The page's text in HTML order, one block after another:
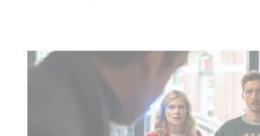
Une nouvelle comédie avec
Garcia en 2027 !